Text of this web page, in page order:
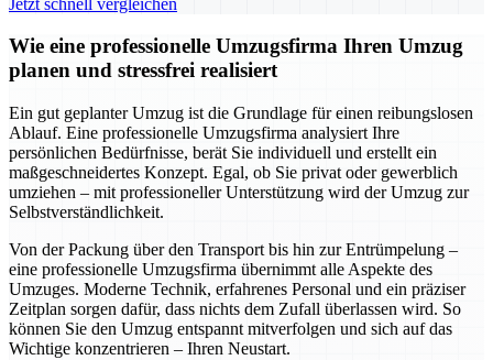
Wie eine professionelle Umzugsfirma Ihren Umzug
planen und stressfrei realisiert
Ein gut geplanter Umzug ist die Grundlage für einen reibungslosen
Ablauf. Eine professionelle Umzugsfirma analysiert Ihre
persönlichen Bedürfnisse, berät Sie individuell und erstellt ein
maßgeschneidertes Konzept. Egal, ob Sie privat oder gewerblich
umziehen – mit professioneller Unterstützung wird der Umzug zur
Selbstverständlichkeit.
Von der Packung über den Transport bis hin zur Entrümpelung –
eine professionelle Umzugsfirma übernimmt alle Aspekte des
Umzuges. Moderne Technik, erfahrenes Personal und ein präziser
Zeitplan sorgen dafür, dass nichts dem Zufall überlassen wird. So
können Sie den Umzug entspannt mitverfolgen und sich auf das
Wichtige konzentrieren – Ihren Neustart.